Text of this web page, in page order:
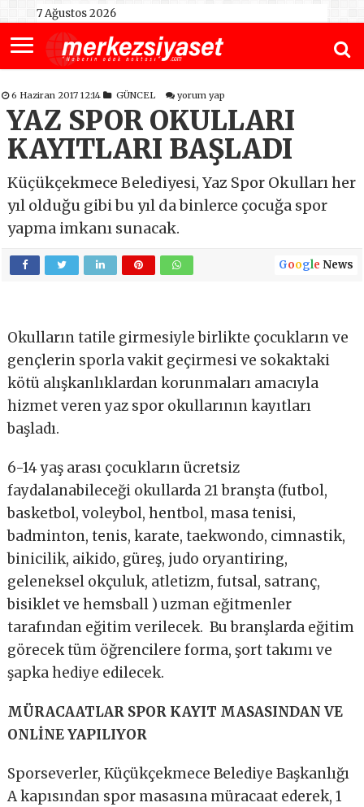
7 Ağustos 2026
6 Haziran 2017 12:14 GÜNCEL yorum yap
YAZ SPOR OKULLARI
KAYITLARI BAŞLADI
Küçükçekmece Belediyesi, Yaz Spor Okulları her
yıl olduğu gibi bu yıl da binlerce çocuğa spor
yapma imkanı sunacak.
Google News
Okulların tatile girmesiyle birlikte çocukların ve
gençlerin sporla vakit geçirmesi ve sokaktaki
kötü alışkanlıklardan korunmaları amacıyla
hizmet veren yaz spor okullarının kayıtları
başladı.
6-14 yaş arası çocukların ücretsiz
faydalanabileceği okullarda 21 branşta (futbol,
basketbol, voleybol, hentbol, masa tenisi,
badminton, tenis, karate, taekwondo, cimnastik,
binicilik, aikido, güreş, judo oryantiring,
geleneksel okçuluk, atletizm, futsal, satranç,
bisiklet ve hemsball ) uzman eğitmenler
tarafından eğitim verilecek. Bu branşlarda eğitim
görecek tüm öğrencilere forma, şort takımı ve
şapka hediye edilecek.
MÜRACAATLAR SPOR KAYIT MASASINDAN VE
ONLİNE YAPILIYOR
Sporseverler, Küçükçekmece Belediye Başkanlığı
A kapısından spor masasına müracaat ederek, 1